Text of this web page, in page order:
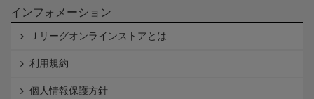
インフォメーション
Ｊリーグオンラインストアとは
利用規約
個人情報保護方針